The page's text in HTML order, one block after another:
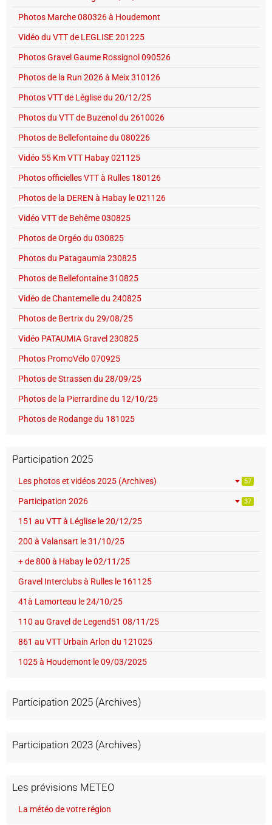
Photos Marche 080326 à Houdemont
Vidéo du VTT de LEGLISE 201225
Photos Gravel Gaume Rossignol 090526
Photos de la Run 2026 à Meix 310126
Photos VTT de Léglise du 20/12/25
Photos du VTT de Buzenol du 2610026
Photos de Bellefontaine du 080226
Vidéo 55 Km VTT Habay 021125
Photos officielles VTT à Rulles 180126
Photos de la DEREN à Habay le 021126
Vidéo VTT de Behême 030825
Photos de Orgéo du 030825
Photos du Patagaumia 230825
Photos de Bellefontaine 310825
Vidéo de Chantemelle du 240825
Photos de Bertrix du 29/08/25
Vidéo PATAUMIA Gravel 230825
Photos PromoVélo 070925
Photos de Strassen du 28/09/25
Photos de la Pierrardine du 12/10/25
Photos de Rodange du 181025
Participation 2025
Les photos et vidéos 2025 (Archives) 57
Participation 2026 37
151 au VTT à Léglise le 20/12/25
200 à Valansart le 31/10/25
+ de 800 à Habay le 02/11/25
Gravel Interclubs à Rulles le 161125
41à Lamorteau le 24/10/25
110 au Gravel de Legend51 08/11/25
861 au VTT Urbain Arlon du 121025
1025 à Houdemont le 09/03/2025
Participation 2025 (Archives)
Participation 2023 (Archives)
Les prévisions METEO
La météo de votre région